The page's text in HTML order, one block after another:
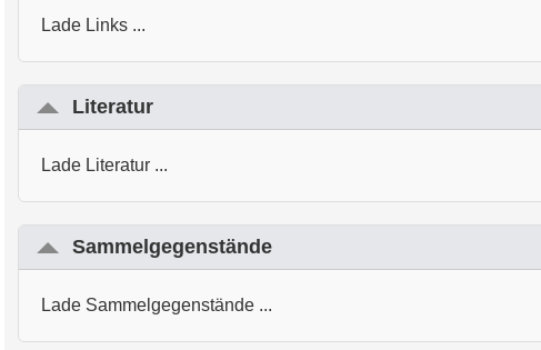
Lade Links ...
Literatur
Lade Literatur ...
Sammelgegenstände
Lade Sammelgegenstände ...